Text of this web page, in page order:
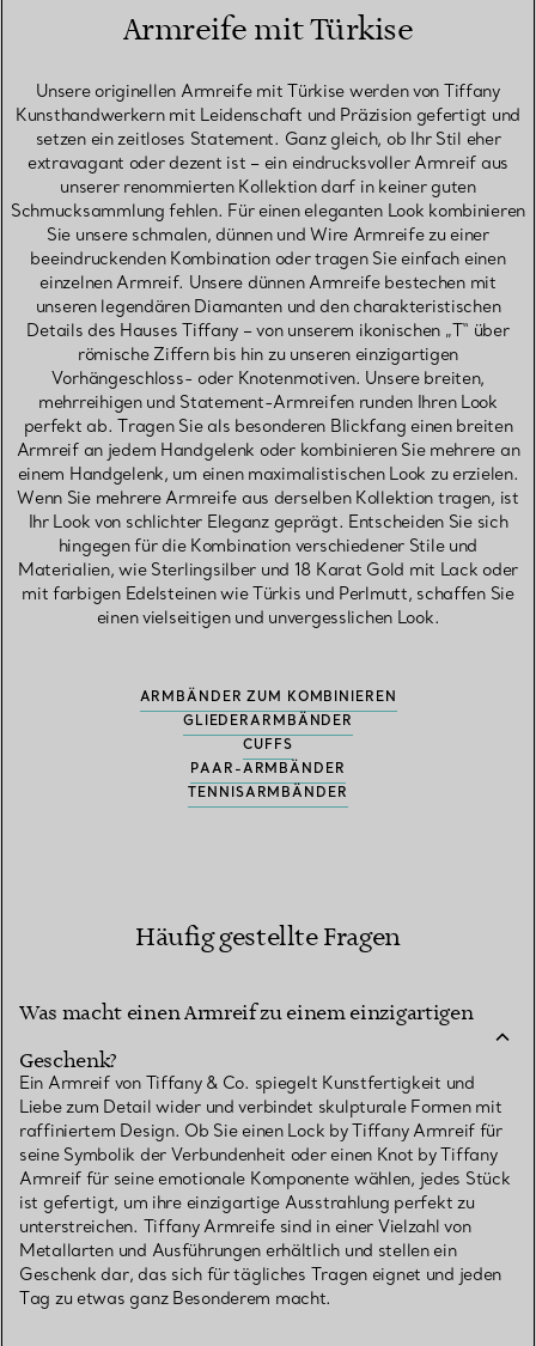
Armreife mit Türkise
Unsere originellen Armreife mit Türkise werden von Tiffany
Kunsthandwerkern mit Leidenschaft und Präzision gefertigt und
setzen ein zeitloses Statement. Ganz gleich, ob Ihr Stil eher
extravagant oder dezent ist – ein eindrucksvoller Armreif aus
unserer renommierten Kollektion darf in keiner guten
Schmucksammlung fehlen. Für einen eleganten Look kombinieren
Sie unsere schmalen, dünnen und Wire Armreife zu einer
beeindruckenden Kombination oder tragen Sie einfach einen
einzelnen Armreif. Unsere dünnen Armreife bestechen mit
unseren legendären Diamanten und den charakteristischen
Details des Hauses Tiffany – von unserem ikonischen „T“ über
römische Ziffern bis hin zu unseren einzigartigen
Vorhängeschloss- oder Knotenmotiven. Unsere breiten,
mehrreihigen und Statement-Armreifen runden Ihren Look
perfekt ab. Tragen Sie als besonderen Blickfang einen breiten
Armreif an jedem Handgelenk oder kombinieren Sie mehrere an
einem Handgelenk, um einen maximalistischen Look zu erzielen.
Wenn Sie mehrere Armreife aus derselben Kollektion tragen, ist
Ihr Look von schlichter Eleganz geprägt. Entscheiden Sie sich
hingegen für die Kombination verschiedener Stile und
Materialien, wie Sterlingsilber und 18 Karat Gold mit Lack oder
mit farbigen Edelsteinen wie Türkis und Perlmutt, schaffen Sie
einen vielseitigen und unvergesslichen Look.
ARMBÄNDER ZUM KOMBINIEREN
GLIEDERARMBÄNDER
CUFFS
PAAR-ARMBÄNDER
TENNISARMBÄNDER
Häufig gestellte Fragen
Was macht einen Armreif zu einem einzigartigen
Geschenk?
Ein Armreif von Tiffany & Co. spiegelt Kunstfertigkeit und
Liebe zum Detail wider und verbindet skulpturale Formen mit
raffiniertem Design. Ob Sie einen Lock by Tiffany Armreif für
seine Symbolik der Verbundenheit oder einen Knot by Tiffany
Armreif für seine emotionale Komponente wählen, jedes Stück
ist gefertigt, um ihre einzigartige Ausstrahlung perfekt zu
unterstreichen. Tiffany Armreife sind in einer Vielzahl von
Metallarten und Ausführungen erhältlich und stellen ein
Geschenk dar, das sich für tägliches Tragen eignet und jeden
Tag zu etwas ganz Besonderem macht.